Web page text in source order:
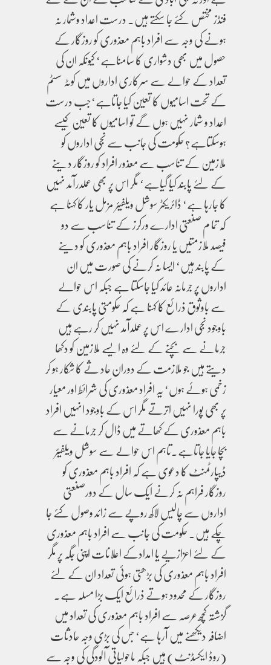
فنڈز مختص کئے جا سکتے ہیں۔ درست اعداد وشمار نہ
ہونے کی وجہ سے افراد باہم معذوری کو روزگار کے
حصول میں بھی دشواری کا سامناہے‘ کیونکہ ان کی
تعداد کے حوالے سے سرکاری اداروں میں کوٹہ سسٹم
کے تحت اسامیوں کا تعین کیا جاتاہے‘جب درست
اعداد و شمار نہیں ہوں گے تو اسامیوں کا تعین کیسے
ہوسکتاہے؟ حکومت کی جانب سے نجی اداروں کو
ملازمین کے تناسب سے معذور افراد کو روزگار دینے
کے لئے پابند کیا گیاہے‘ مگر اس پر بھی عملدرآمد نہیں
کا جارہا ہے‘ ڈائریکٹر سوشل ویلفیئر مزمل یار کا کہنا ہے
کہ تما م صنعتی ادارے ورکرز کے تناسب سے دو
فیصد ملازمتیں یا روزگار افراد باہم معذوری کو دینے
کے پابند ہیں‘ ایسا نہ کرنے کی صورت میں ان
اداروں پر جرمانہ عائد کیا جاسکتا ہے جبکہ اس حوالے
سے باوثوق ذرائع کا کہنا ہے کہ حکومتی پابندی کے
باوجود نجی ادارے اس پر عملدآمد نہیں کر رہے ہیں
جرمانے سے بچنے کے لئے وہ ایسے ملازمین کو دکھا
دیتے ہیں جو ملازمت کے دوران حاد ثے کا شکار ہو کر
زخمی ہوئے ہوں‘ یہ افراد معذوری کی شرائط اور معیار
پر بھی پورا نہیں اترتے مگر اس کے باوجود انہیں افراد
باہم معذوری کے کھاتے میں ڈال کر جرمانے سے
بچا جایا جاتاہے۔تاہم اس حوالے سے سوشل ویلفیئر
ڈیپارٹمنٹ کا دعوی ہے کہ افراد باہم معذوری کو
روزگار فراہم نہ کرنے ایک سال کے دورصنعتی
اداروں سے چالیس لاکھ روپے سے زائد وصول کئے جا
چکے ہیں۔ حکومت کی جانب سے افراد باہم معذوری
کے لئے اعزازیے یا امدادکے اعلانات اپنی جگہ پر مگر
افراد باہم معذوری کی بڑھتی ہوئی تعداد ان کے لئے
روزگار کے محدود ہوتے ذرائع ایک بڑا مسلہ ہے۔
گزشتہ کچھ عرصہ سے افراد باہم معذوری کی تعداد میں
اضافہ دیکھنے میں آرہا ہے‘ جس کی بڑی وجہ حادثات
(روڈ ایکسڈنٹ) ہیں جبکہ ماحولیاتی آلودگی کی وجہ سے